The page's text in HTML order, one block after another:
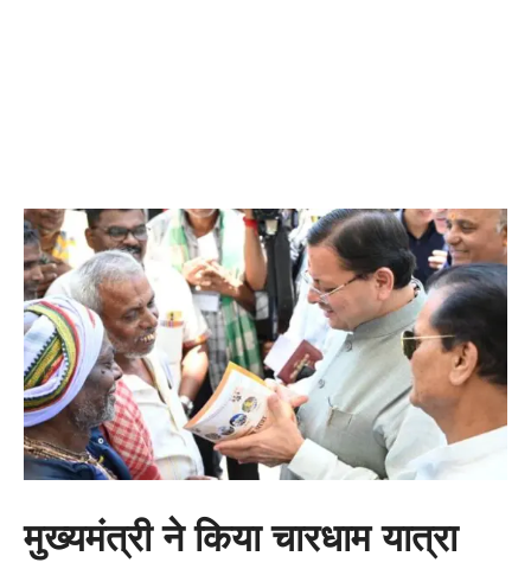
मुख्यमंत्री ने किया चारधाम यात्रा